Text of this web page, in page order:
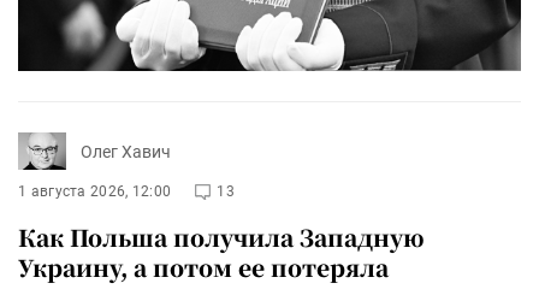
Олег Хавич
1 августа 2026, 12:00 13
Как Польша получила Западную
Украину, а потом ее потеряла